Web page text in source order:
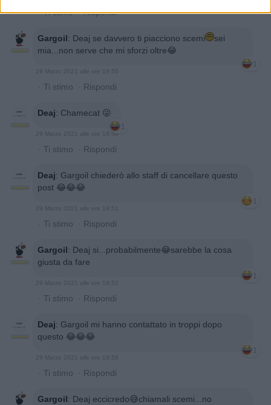
·Ti stimo·Rispondi
Gargoil: Deaj se davvero ti piacciono scemi
sei
mia...non serve che mi sforzi oltre😂
1
29 Marzo 2021 alle ore 19:50
· Ti stimo · Rispondi
Deaj: Chamecat 😜
1
29 Marzo 2021 alle ore 19:50
· Ti stimo · Rispondi
Deaj: Gargoil chiederò allo staff di cancellare questo
post 😂😂😂
1
29 Marzo 2021 alle ore 19:51
· Ti stimo · Rispondi
Gargoil: Deaj si...probabilmente😂sarebbe la cosa
giusta da fare
1
29 Marzo 2021 alle ore 19:52
· Ti stimo · Rispondi
Deaj: Gargoil mi hanno contattato in troppi dopo
questo 😂😂😂
1
29 Marzo 2021 alle ore 19:56
· Ti stimo · Rispondi
Gargoil: Deaj eccicredo😅chiamali scemi...no